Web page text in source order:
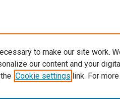
to make our site work.
our content and your
Cookie settings link. For